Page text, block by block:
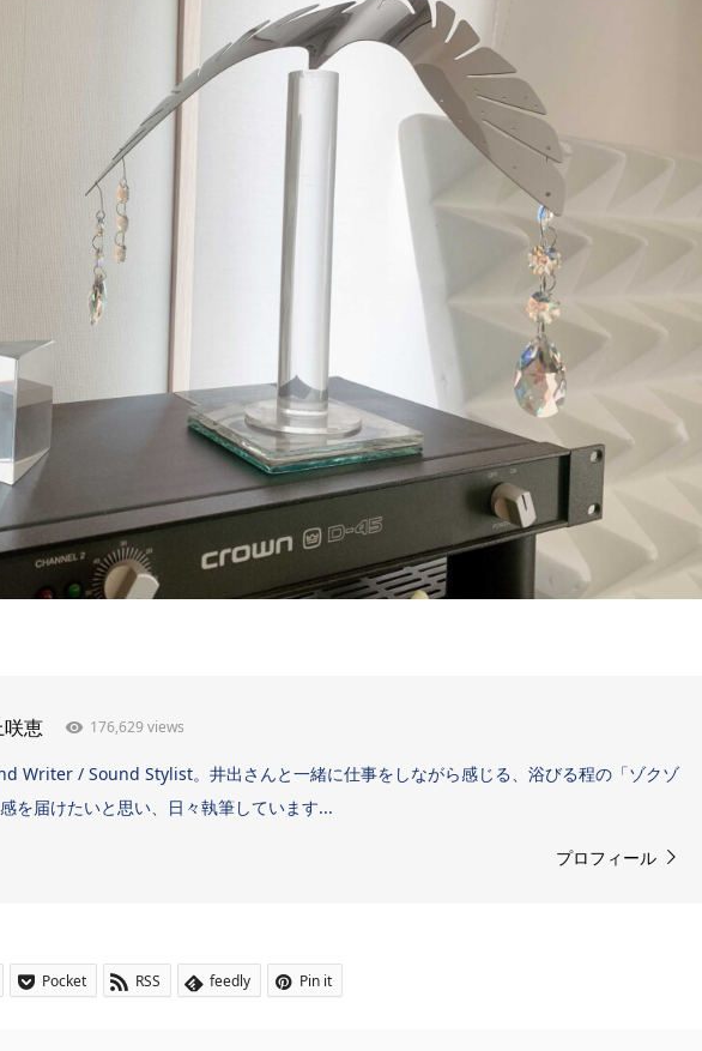
咲恵 176,629 views
Writer / Sound Stylist。井出さんと一緒に仕事をしながら感じる、浴びる程の「ゾクゾ
を届けたいと思い、日々執筆しています...
プロフィール
Pocket RSS feedly Pin it